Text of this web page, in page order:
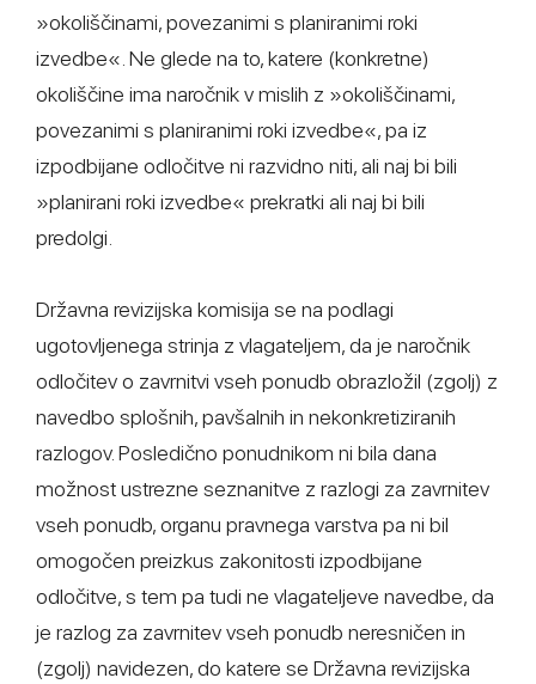
»okoliščinami, povezanimi s planiranimi roki
izvedbe«. Ne glede na to, katere (konkretne)
okoliščine ima naročnik v mislih z »okoliščinami,
povezanimi s planiranimi roki izvedbe«, pa iz
izpodbijane odločitve ni razvidno niti, ali naj bi bili
»planirani roki izvedbe« prekratki ali naj bi bili
predolgi.
Državna revizijska komisija se na podlagi
ugotovljenega strinja z vlagateljem, da je naročnik
odločitev o zavrnitvi vseh ponudb obrazložil (zgolj) z
navedbo splošnih, pavšalnih in nekonkretiziranih
razlogov. Posledično ponudnikom ni bila dana
možnost ustrezne seznanitve z razlogi za zavrnitev
vseh ponudb, organu pravnega varstva pa ni bil
omogočen preizkus zakonitosti izpodbijane
odločitve, s tem pa tudi ne vlagateljeve navedbe, da
je razlog za zavrnitev vseh ponudb neresničen in
(zgolj) navidezen, do katere se Državna revizijska